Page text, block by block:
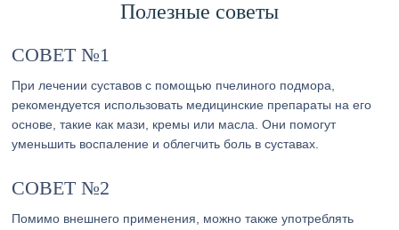
Полезные советы
СОВЕТ №1
При лечении суставов с помощью пчелиного подмора,
рекомендуется использовать медицинские препараты на его
основе, такие как мази, кремы или масла. Они помогут
уменьшить воспаление и облегчить боль в суставах.
СОВЕТ №2
Помимо внешнего применения, можно также употреблять